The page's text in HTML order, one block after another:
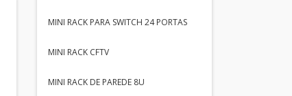
MINI RACK PARA SWITCH 24 PORTAS
MINI RACK CFTV
MINI RACK DE PAREDE 8U